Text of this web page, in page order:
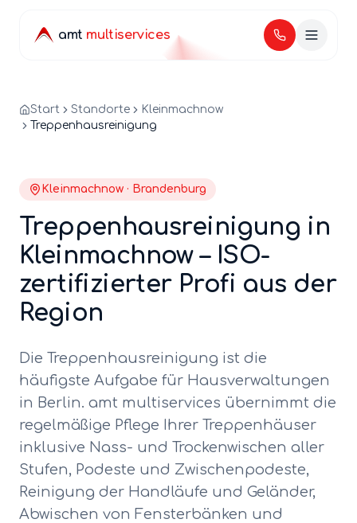
amt multiservices
Start Standorte
Kleinmachnow
Treppenhausreinigung
Kleinmachnow · Brandenburg
Treppenhausreinigung in
Kleinmachnow– ISO-
zertifizierter Profi aus der
Region
Die Treppenhausreinigung ist die
häufigste Aufgabe für Hausverwaltungen
in Berlin. amt multiservices übernimmt die
regelmäßige Pflege Ihrer Treppenhäuser
inklusive Nass- und Trockenwischen aller
Stufen, Podeste und Zwischenpodeste,
Reinigung der Handläufe und Geländer,
Abwischen von Fensterbänken und